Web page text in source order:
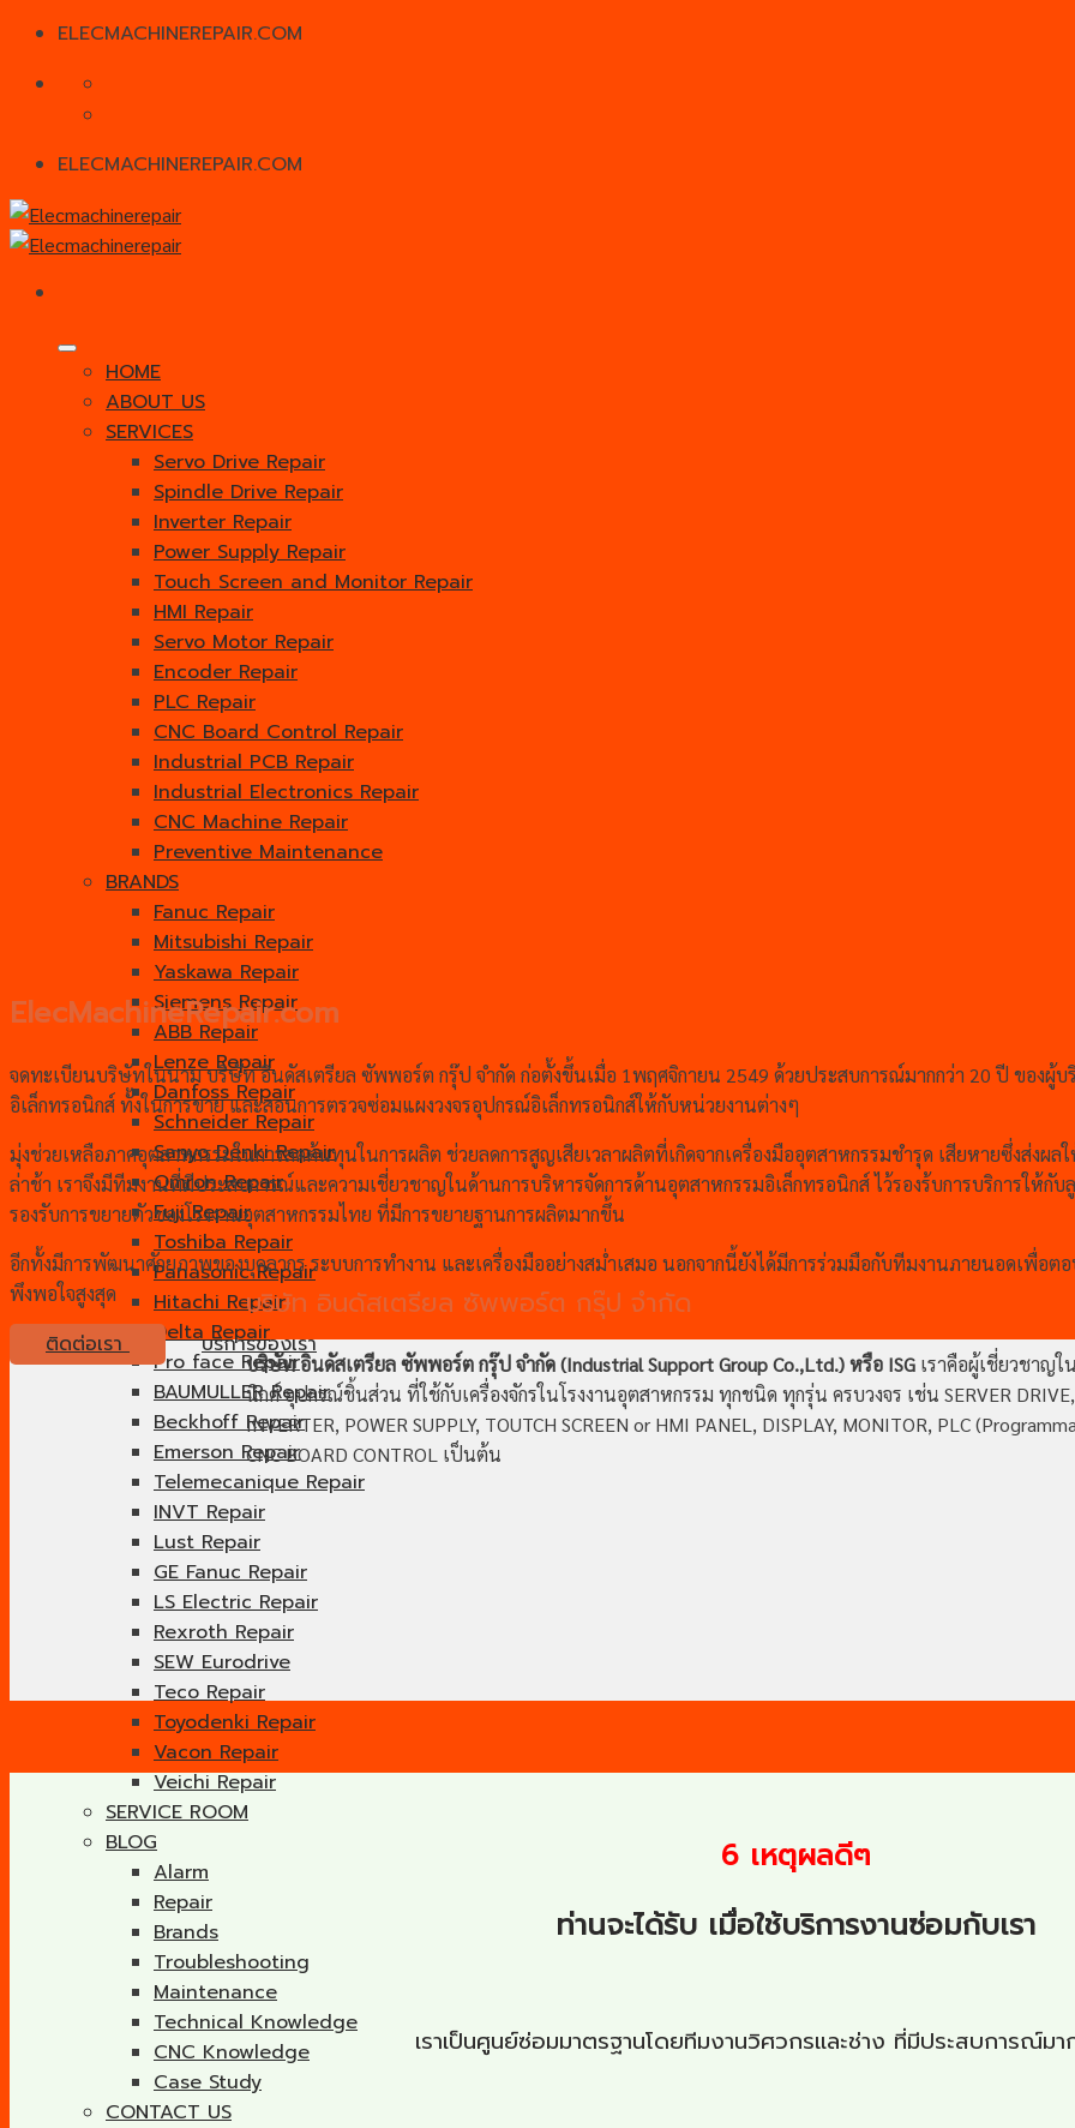
Skip
content
ELECMACHINEREPAIR.COM
ELECMACHINEREPAIR.COM
HOME
ABOUT US
SERVICES
Servo Drive Repair
Spindle Drive Repair
Inverter Repair
Power Supply Repair
Touch Screen and Monitor Repair
HMI Repair
Servo Motor Repair
Encoder Repair
PLC Repair
CNC Board Control Repair
Industrial PCB Repair
Industrial Electronics Repair
CNC Machine Repair
Preventive Maintenance
BRANDS
Fanuc Repair
Mitsubishi Repair
Yaskawa Repair
Siemens Repair
ABB Repair
Lenze Repair
Danfoss Repair
Schneider Repair
Sanyo Denki Repair
Omron Repair
Fuji Repair
Toshiba Repair
Panasonic Repair
Hitachi Repair
Delta Repair
Pro face Repair
BAUMULLER Repair
Beckhoff Repair
Emerson Repair
Telemecanique Repair
INVT Repair
Lust Repair
GE Fanuc Repair
LS Electric Repair
Rexroth Repair
SEW Eurodrive
Teco Repair
Toyodenki Repair
Vacon Repair
Veichi Repair
SERVICE ROOM
BLOG
Alarm
Repair
Brands
Troubleshooting
Maintenance
Technical Knowledge
CNC Knowledge
Case Study
CONTACT US
ElecMachineRepair.com
จดทะเบียนบริษัทในนาม บริษัท อินดัสเตรียล ซัพพอร์ต กรุ๊ป จำกัด ก่อตั้งขึ้นเมื่อ 1พฤศจิกายน 2549 ด้วยประสบการณ์มากกว่า 20 ปี ของผู้
อิเล็กทรอนิกส์ ทั้งในการขาย และสอนการตรวจซ่อมแผงวงจรอุปกรณ์อิเล็กทรอนิกส์ให้กับหน่วยงานต่างๆ
มุ่งช่วยเหลือภาคอุตสาหกรรมในการลดต้นทุนในการผลิต ช่วยลดการสูญเสียเวลาผลิตที่เกิดจากเครื่องมืออุตสาหกรรมชำรุด เสียหายซึ่งส่งผล
ล่าช้า เราจึงมีทีมงานที่มีประสบการณ์และความเชี่ยวชาญในด้านการบริหารจัดการด้านอุตสาหกรรมอิเล็กทรอนิกส์ ไว้รองร้บการบริการให้กับ
รองรับการขยายตัวของโรงงานอุตสาหกรรมไทย ที่มีการขยายฐานการผลิตมากขึ้น
อีกทั้งมีการพัฒนาศักยภาพของบุคลากร ระบบการทำงาน และเครื่องมืออย่างสม่ำเสมอ นอกจากนี้ยังได้มีการร่วมมือกับทีมงานภายนอดเพื่อต
พึงพอใจสูงสุด
ติดต่อเรา บริการของเรา
บริษัท อินดัสเตรียล ซัพพอร์ต กรุ๊ป จำกัด
บริษัท อินดัสเตรียล ซัพพอร์ต กรุ๊ป จำกัด (Industrial Support Group Co.,Ltd.) หรือ ISGเราคือผู้เชี่ยวชาญใ
นิกศ์ อุปกรณ์ชิ้นส่วน ที่ใช้กับเครื่องจักรในโรงงานอุตสาหกรรม ทุกชนิด ทุกรุ่น ครบวงจร เช่น SERVER DRIVE,
INVERTER, POWER SUPPLY, TOUTCH SCREEN or HMI PANEL, DISPLAY, MONITOR, PLC
CNC BOARD CONTROL เป็นต้น
6 เหตุผลดีๆ
ท่านจะได้รับ เมื่อใช้บริการงานซ่อมกับเรา
เราเป็นศูนย์ซ่อมมาตรฐานโดยทีมงานวิศวกรและช่าง ที่มีประสบการณ์ม